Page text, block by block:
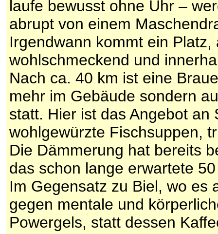
laufe bewusst ohne Uhr –
abrupt von einem
Irgendwann kommt ein
wohlschmeckend und
Nach ca. 40 km ist eine
mehr im Gebäude sondern
statt. Hier ist das Angebot
wohlgewürzte Fischsuppen,
Die Dämmerung hat bereits
das schon lange erwartete
Im Gegensatz zu Biel, wo es
gegen mentale und
Powergels, statt dessen